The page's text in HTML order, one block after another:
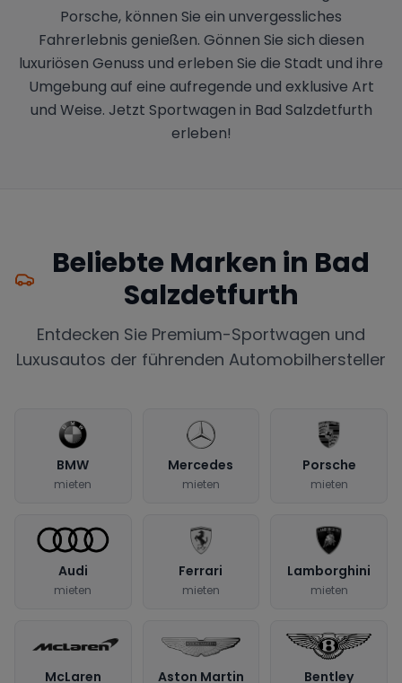
Porsche, können Sie ein unvergessliches
Fahrerlebnis genießen. Gönnen Sie sich diesen
luxuriösen Genuss und erleben Sie die Stadt und ihre
Umgebung auf eine aufregende und exklusive Art
und Weise. Jetzt Sportwagen in Bad Salzdetfurth
erleben!
Beliebte Marken in Bad
Salzdetfurth
Entdecken Sie Premium-Sportwagen und
Luxusautos der führenden Automobilhersteller
BMW
mieten
Mercedes
mieten
Porsche
mieten
Audi
mieten
Ferrari
mieten
Lamborghini
mieten
McLaren Aston Martin Bentley